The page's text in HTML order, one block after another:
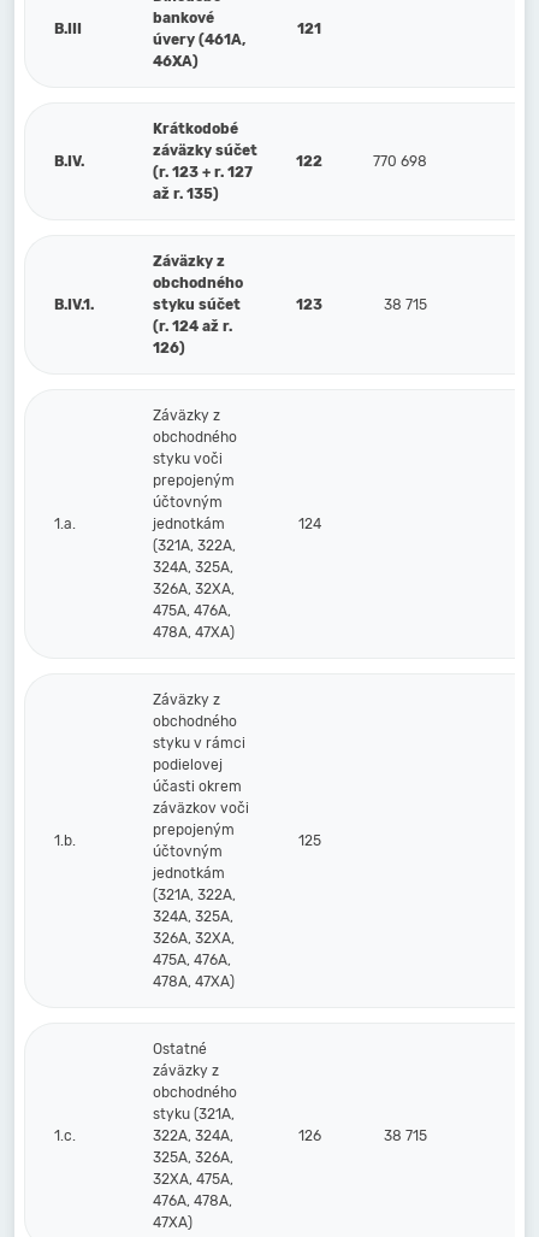
B.III
bankové
úvery (461A,
46XA)
121
B.IV.
Krátkodobé
záväzky súčet
(r. 123 + r. 127
až r. 135)
122 770 698
B.IV.1.
Záväzky z
obchodného
styku súčet
(r. 124 až r.
126)
123 38 715
1.a.
Záväzky z
obchodného
styku voči
prepojeným
účtovným
jednotkám
(321A, 322A,
324A, 325A,
326A, 32XA,
475A, 476A,
478A, 47XA)
124
1.b.
Záväzky z
obchodného
styku v rámci
podielovej
účasti okrem
záväzkov voči
prepojeným
účtovným
jednotkám
(321A, 322A,
324A, 325A,
326A, 32XA,
475A, 476A,
478A, 47XA)
125
1.c.
Ostatné
záväzky z
obchodného
styku (321A,
322A, 324A,
325A, 326A,
32XA, 475A,
476A, 478A,
47XA)
126 38 715